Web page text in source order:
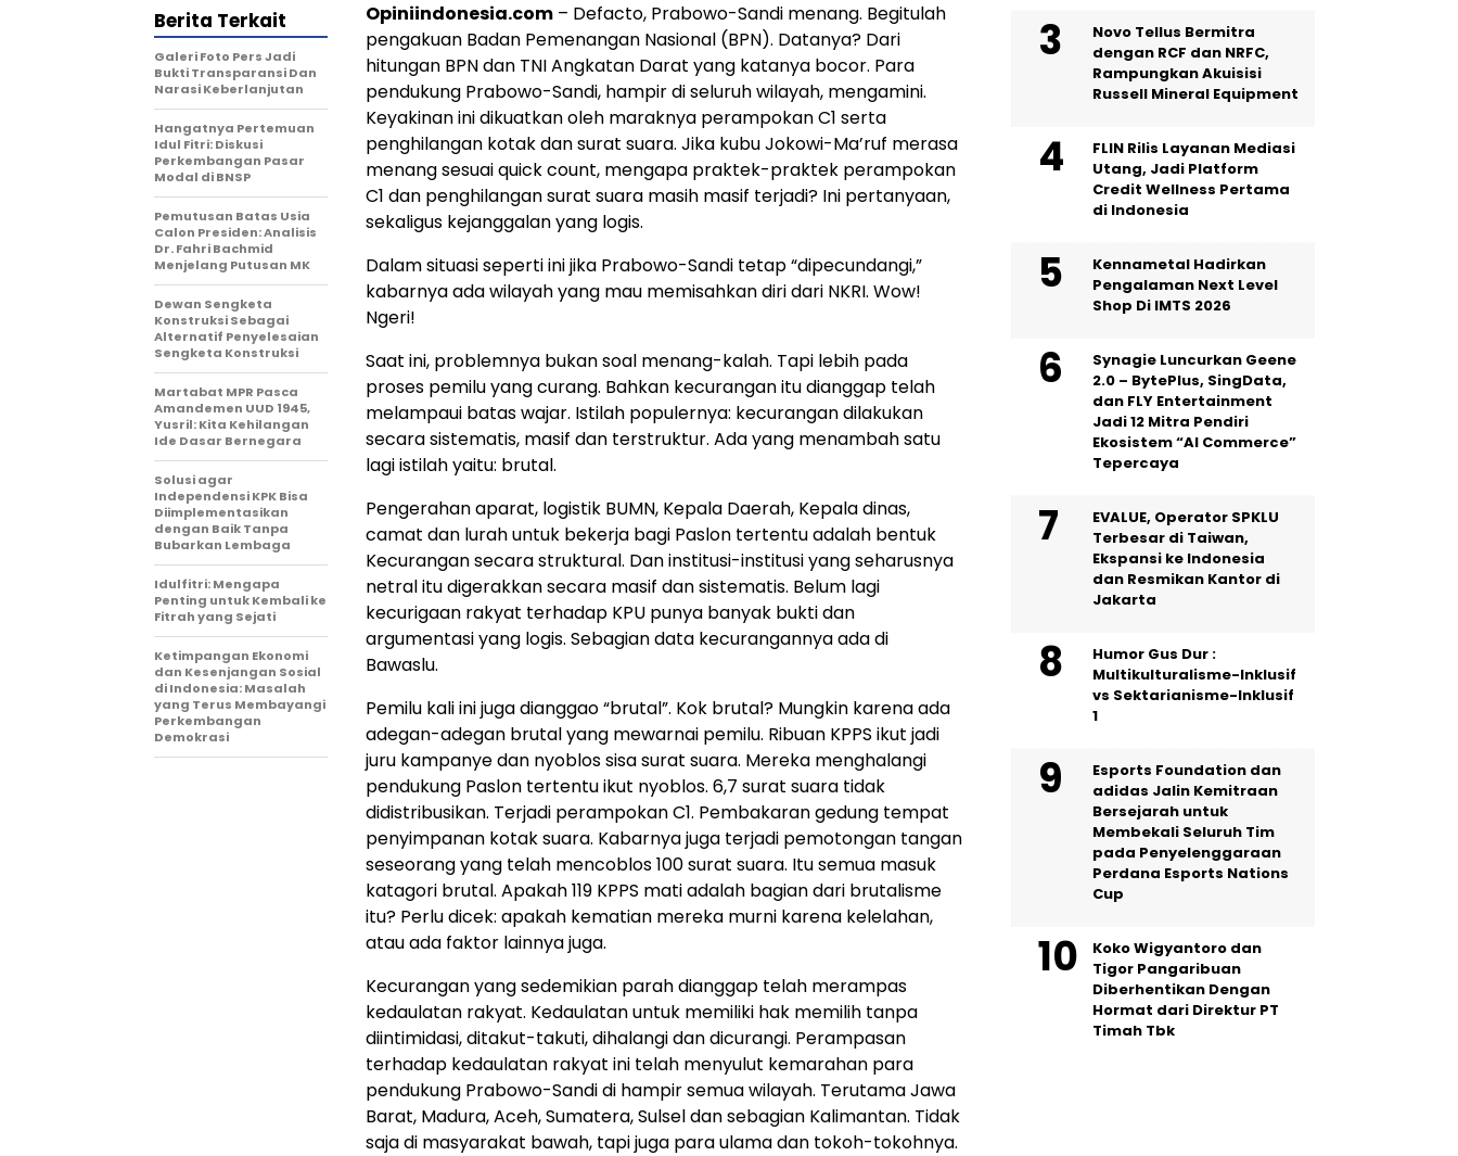
Opiniindonesia.com – Defacto, Prabowo-Sandi menang. Begitulah
pengakuan Badan Pemenangan Nasional (BPN). Datanya? Dari
hitungan BPN dan TNI Angkatan Darat yang katanya bocor. Para
pendukung Prabowo-Sandi, hampir di seluruh wilayah, mengamini.
Keyakinan ini dikuatkan oleh maraknya perampokan C1 serta
penghilangan kotak dan surat suara. Jika kubu Jokowi-Ma’ruf merasa
menang sesuai quick count, mengapa praktek-praktek perampokan
C1 dan penghilangan surat suara masih masif terjadi? Ini pertanyaan,
sekaligus kejanggalan yang logis.
Dalam situasi seperti ini jika Prabowo-Sandi tetap “dipecundangi,”
kabarnya ada wilayah yang mau memisahkan diri dari NKRI. Wow!
Ngeri!
Saat ini, problemnya bukan soal menang-kalah. Tapi lebih pada
proses pemilu yang curang. Bahkan kecurangan itu dianggap telah
melampaui batas wajar. Istilah populernya: kecurangan dilakukan
secara sistematis, masif dan terstruktur. Ada yang menambah satu
lagi istilah yaitu: brutal.
Pengerahan aparat, logistik BUMN, Kepala Daerah, Kepala dinas,
camat dan lurah untuk bekerja bagi Paslon tertentu adalah bentuk
Kecurangan secara struktural. Dan institusi-institusi yang seharusnya
netral itu digerakkan secara masif dan sistematis. Belum lagi
kecurigaan rakyat terhadap KPU punya banyak bukti dan
argumentasi yang logis. Sebagian data kecurangannya ada di
Bawaslu.
Pemilu kali ini juga dianggao “brutal”. Kok brutal? Mungkin karena ada
adegan-adegan brutal yang mewarnai pemilu. Ribuan KPPS ikut jadi
juru kampanye dan nyoblos sisa surat suara. Mereka menghalangi
pendukung Paslon tertentu ikut nyoblos. 6,7 surat suara tidak
didistribusikan. Terjadi perampokan C1. Pembakaran gedung tempat
penyimpanan kotak suara. Kabarnya juga terjadi pemotongan tangan
seseorang yang telah mencoblos 100 surat suara. Itu semua masuk
katagori brutal. Apakah 119 KPPS mati adalah bagian dari brutalisme
itu? Perlu dicek: apakah kematian mereka murni karena kelelahan,
atau ada faktor lainnya juga.
Kecurangan yang sedemikian parah dianggap telah merampas
kedaulatan rakyat. Kedaulatan untuk memiliki hak memilih tanpa
diintimidasi, ditakut-takuti, dihalangi dan dicurangi. Perampasan
terhadap kedaulatan rakyat ini telah menyulut kemarahan para
pendukung Prabowo-Sandi di hampir semua wilayah. Terutama Jawa
Barat, Madura, Aceh, Sumatera, Sulsel dan sebagian Kalimantan. Tidak
saja di masyarakat bawah, tapi juga para ulama dan tokoh-tokohnya.
Berita Terkait
Galeri Foto Pers Jadi
Bukti Transparansi Dan
Narasi Keberlanjutan
Hangatnya Pertemuan
Idul Fitri: Diskusi
Perkembangan Pasar
Modal di BNSP
Pemutusan Batas Usia
Calon Presiden: Analisis
Dr. Fahri Bachmid
Menjelang Putusan MK
Dewan Sengketa
Konstruksi Sebagai
Alternatif Penyelesaian
Sengketa Konstruksi
Martabat MPR Pasca
Amandemen UUD 1945,
Yusril: Kita Kehilangan
Ide Dasar Bernegara
Solusi agar
Independensi KPK Bisa
Diimplementasikan
dengan Baik Tanpa
Bubarkan Lembaga
Idulfitri: Mengapa
Penting untuk Kembali ke
Fitrah yang Sejati
Ketimpangan Ekonomi
dan Kesenjangan Sosial
di Indonesia: Masalah
yang Terus Membayangi
Perkembangan
Demokrasi
Novo Tellus Bermitra
dengan RCF dan NRFC,
Rampungkan Akuisisi
Russell Mineral Equipment
FLIN Rilis Layanan Mediasi
Utang, Jadi Platform
Credit Wellness Pertama
di Indonesia
Kennametal Hadirkan
Pengalaman Next Level
Shop Di IMTS 2026
Synagie Luncurkan Geene
2.0 – BytePlus, SingData,
dan FLY Entertainment
Jadi 12 Mitra Pendiri
Ekosistem “AI Commerce”
Tepercaya
EVALUE, Operator SPKLU
Terbesar di Taiwan,
Ekspansi ke Indonesia
dan Resmikan Kantor di
Jakarta
Humor Gus Dur :
Multikulturalisme-Inklusif
vs Sektarianisme-Inklusif
1
Esports Foundation dan
adidas Jalin Kemitraan
Bersejarah untuk
Membekali Seluruh Tim
pada Penyelenggaraan
Perdana Esports Nations
Cup
Koko Wigyantoro dan
Tigor Pangaribuan
Diberhentikan Dengan
Hormat dari Direktur PT
Timah Tbk